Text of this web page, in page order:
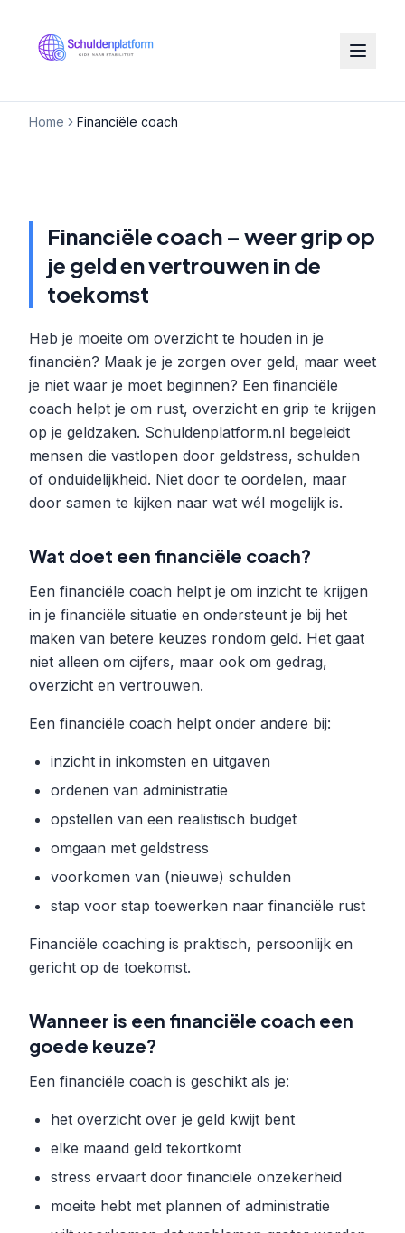
Home Financiële coach
Financiële coach – weer grip op
je geld en vertrouwen in de
toekomst
Heb je moeite om overzicht te houden in je
financiën? Maak je je zorgen over geld, maar weet
je niet waar je moet beginnen? Een financiële
coach helpt je om rust, overzicht en grip te krijgen
op je geldzaken. Schuldenplatform.nl begeleidt
mensen die vastlopen door geldstress, schulden
of onduidelijkheid. Niet door te oordelen, maar
door samen te kijken naar wat wél mogelijk is.
Wat doet een financiële coach?
Een financiële coach helpt je om inzicht te krijgen
in je financiële situatie en ondersteunt je bij het
maken van betere keuzes rondom geld. Het gaat
niet alleen om cijfers, maar ook om gedrag,
overzicht en vertrouwen.
Een financiële coach helpt onder andere bij:
inzicht in inkomsten en uitgaven
ordenen van administratie
opstellen van een realistisch budget
omgaan met geldstress
voorkomen van (nieuwe) schulden
stap voor stap toewerken naar financiële rust
Financiële coaching is praktisch, persoonlijk en
gericht op de toekomst.
Wanneer is een financiële coach een
goede keuze?
Een financiële coach is geschikt als je:
het overzicht over je geld kwijt bent
elke maand geld tekortkomt
stress ervaart door financiële onzekerheid
moeite hebt met plannen of administratie